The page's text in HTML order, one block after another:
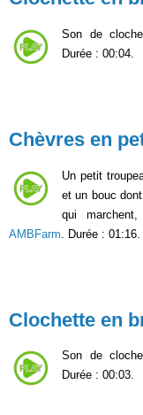
Son de
Durée : 00:04.
Chèvres en
Un petit
et un bouc
qui
AMBFarm . Durée : 01:16.
Clochette en
Son de
Durée : 00:03.